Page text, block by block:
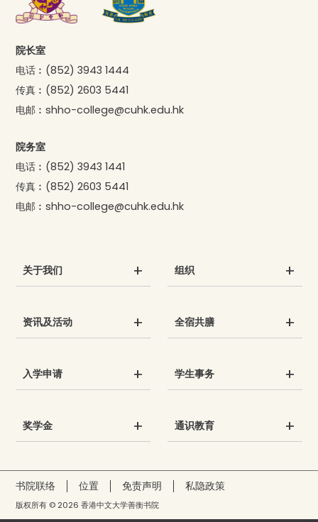
院长室
电话︰ (852) 3943 1444
传真︰ (852) 2603 5441
电邮︰shho-college@cuhk.edu.hk
院务室
电话︰ (852) 3943 1441
传真︰ (852) 2603 5441
电邮︰shho-college@cuhk.edu.hk
关于我们 组织
资讯及活动 全宿共膳
入学申请 学生事务
奖学金 通识教育
书院联络 位置 免责声明 私隐政策
版权所有 © 2026 香港中文大学善衡书院